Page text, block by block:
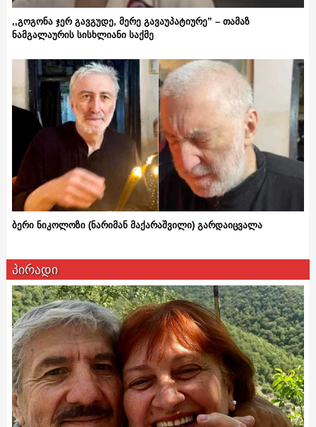
,,გოგონა ჯერ გავგუდე, მერე გავაუპატიურე” – თამაზ
ნამგალაურის სისხლიანი საქმე
ბერი ნიკოლოზი (ნარიმან მაქარაშვილი) გარდაიცვალა
პირადი